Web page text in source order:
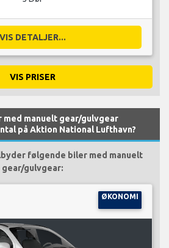
VIS DETALJER...
VIS PRISER
med manuelt gear/gulvgear
på Aktion National Lufthavn?
følgende biler med manuelt
gear/gulvgear:
ØKONOMI